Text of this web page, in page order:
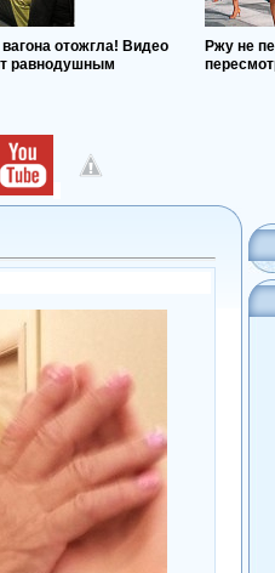
отожгла! Видео
равнодушным
Ржу не